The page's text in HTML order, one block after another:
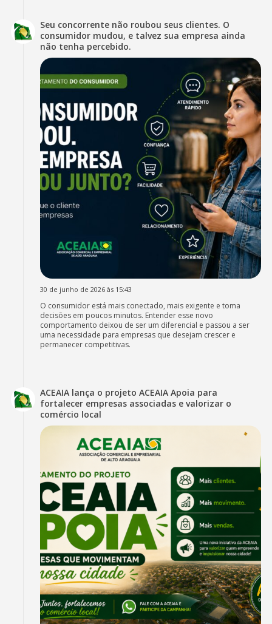
Seu concorrente não roubou seus clientes. O
consumidor mudou, e talvez sua empresa ainda
não tenha percebido.
30 de junho de 2026 às 15:43
O consumidor está mais conectado, mais exigente e toma
decisões em poucos minutos. Entender esse novo
comportamento deixou de ser um diferencial e passou a ser
uma necessidade para empresas que desejam crescer e
permanecer competitivas.
ACEAIA lança o projeto ACEAIA Apoia para
fortalecer empresas associadas e valorizar o
comércio local